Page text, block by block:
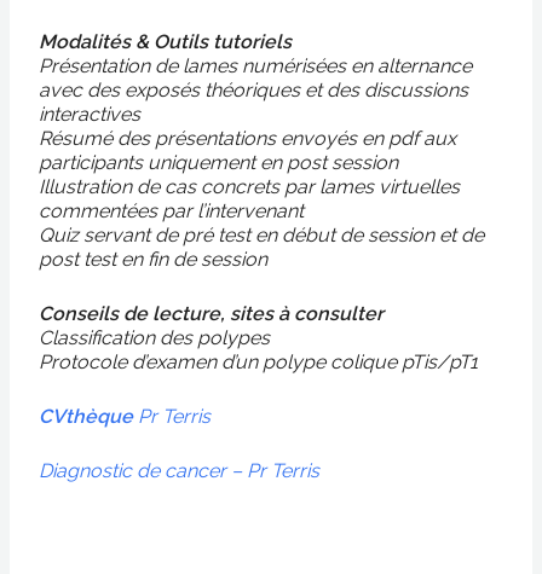
Modalités & Outils tutoriels
Présentation de lames numérisées en alternance
avec des exposés théoriques et des discussions
interactives
Résumé des présentations envoyés en pdf aux
participants uniquement en post session
Illustration de cas concrets par lames virtuelles
commentées par l’intervenant
Quiz servant de pré test en début de session et de
post test en fin de session
Conseils de lecture, sites à consulter
Classification des polypes
Protocole d’examen d’un polype colique pTis/pT1
CVthèquePr Terris
Diagnostic de cancer – Pr Terris